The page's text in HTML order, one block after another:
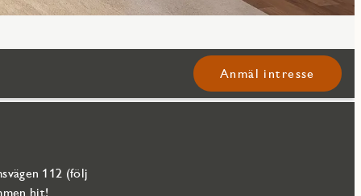
Anmäl intresse
112 (följ
hit!